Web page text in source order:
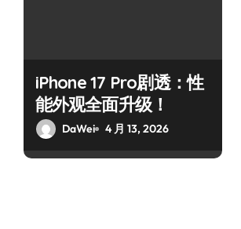
iPhone 17 Pro剧透：性
能外观全面升级！
DaWei 4 月 13, 2026